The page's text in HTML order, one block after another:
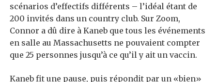
scénarios d’effectifs différents – l’idéal étant de
200 invités dans un country club. Sur Zoom,
Connor a dû dire à Kaneb que tous les événements
en salle au Massachusetts ne pouvaient compter
que 25 personnes jusqu’à ce qu’il y ait un vaccin.
Kaneb fit une pause, puis répondit par un «bien»